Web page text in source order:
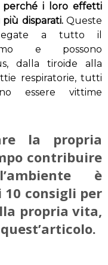
perché i loro effetti
disparati.Queste
legate a tutto il
e possono
dalla tiroide alla
respiratorie, tutti
essere vittime
la propria
contribuire
è
consigli per
propria vita,